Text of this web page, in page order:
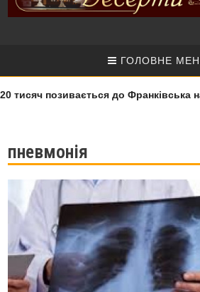
ГОЛОВНЕ
позивається до Франківська
пневмонія